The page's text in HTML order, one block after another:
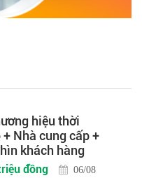
hiệu thời
Nhà cung cấp +
khách hàng
đồng
06/08